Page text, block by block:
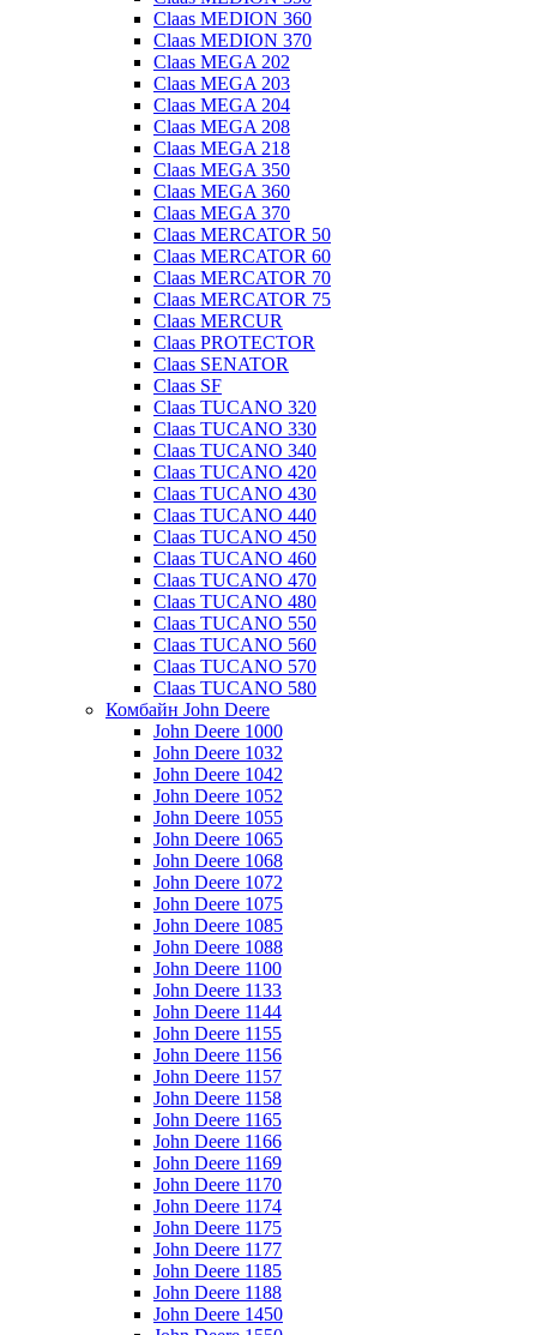
Claas MEDION 360
Claas MEDION 370
Claas MEGA 202
Claas MEGA 203
Claas MEGA 204
Claas MEGA 208
Claas MEGA 218
Claas MEGA 350
Claas MEGA 360
Claas MEGA 370
Claas MERCATOR 50
Claas MERCATOR 60
Claas MERCATOR 70
Claas MERCATOR 75
Claas MERCUR
Claas PROTECTOR
Claas SENATOR
Claas SF
Claas TUCANO 320
Claas TUCANO 330
Claas TUCANO 340
Claas TUCANO 420
Claas TUCANO 430
Claas TUCANO 440
Claas TUCANO 450
Claas TUCANO 460
Claas TUCANO 470
Claas TUCANO 480
Claas TUCANO 550
Claas TUCANO 560
Claas TUCANO 570
Claas TUCANO 580
Комбайн John Deere
John Deere 1000
John Deere 1032
John Deere 1042
John Deere 1052
John Deere 1055
John Deere 1065
John Deere 1068
John Deere 1072
John Deere 1075
John Deere 1085
John Deere 1088
John Deere 1100
John Deere 1133
John Deere 1144
John Deere 1155
John Deere 1156
John Deere 1157
John Deere 1158
John Deere 1165
John Deere 1166
John Deere 1169
John Deere 1170
John Deere 1174
John Deere 1175
John Deere 1177
John Deere 1185
John Deere 1188
John Deere 1450